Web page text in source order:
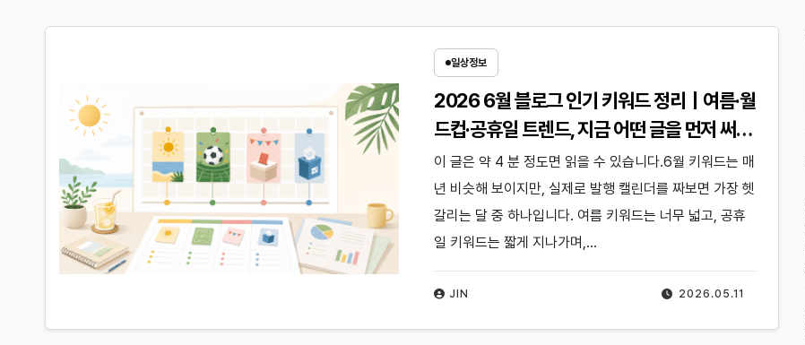
일상정보
2026 6월 블로그 인기 키워드 정리｜여름·월
드컵·공휴일 트렌드, 지금 어떤 글을 먼저 써야
할까?
2026.05.11
JIN
이 글은 약 4 분 정도면 읽을 수 있습니다.6월 키워드는 매
년 비슷해 보이지만, 실제로 발행 캘린더를 짜보면 가장 헷
갈리는 달 중 하나입니다. 여름 키워드는 너무 넓고, 공휴
일 키워드는 짧게 지나가며,…